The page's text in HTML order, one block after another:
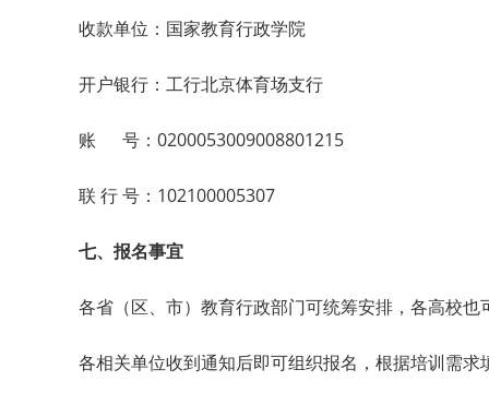
收款单位：国家教育行政学院
开户银行：工行北京体育场支行
账 号：0200053009008801215
联 行 号：102100005307
七、报名事宜
各省（区、市）教育行政部门可统筹安排，各高校
各相关单位收到通知后即可组织报名，根据培训需